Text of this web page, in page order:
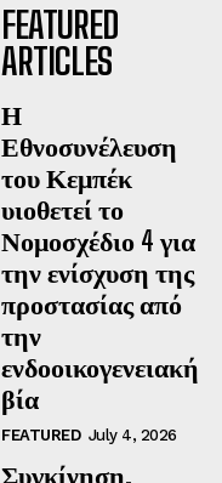
FEATURED
ARTICLES
Η
Εθνοσυνέλευση
του Κεμπέκ
υιοθετεί το
Νομοσχέδιο 4 για
την ενίσχυση της
προστασίας από
την
ενδοοικογενειακή
βία
FEATURED July 4, 2026
Συγκίνηση,